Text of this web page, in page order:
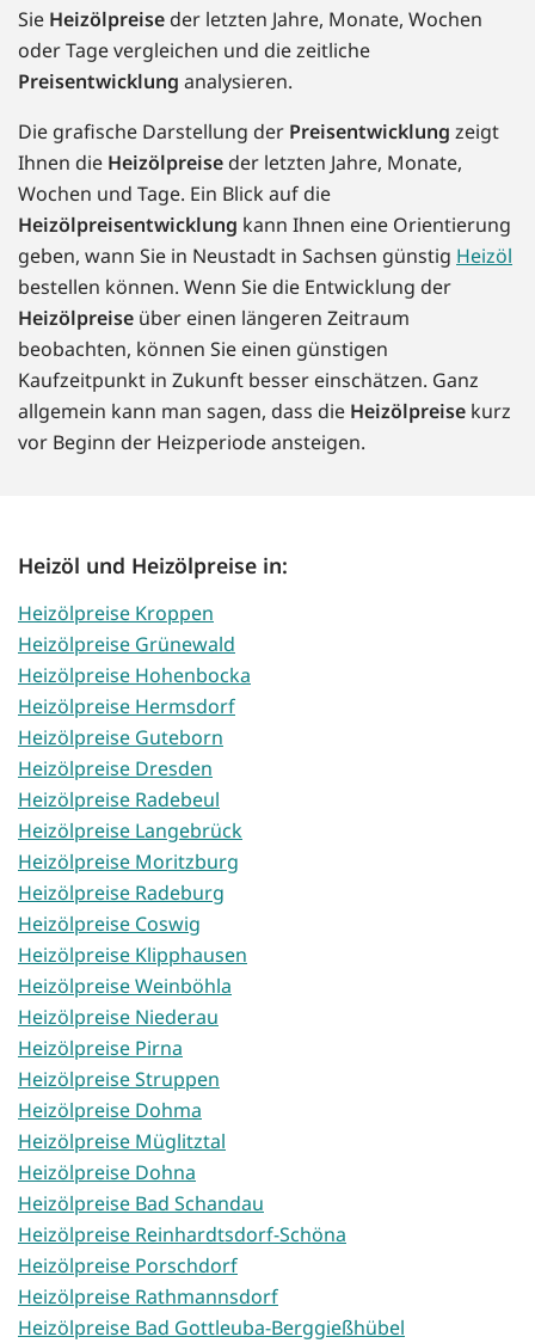
Sie Heizölpreise der letzten Jahre, Monate, Wochen
oder Tage vergleichen und die zeitliche
Preisentwicklung analysieren.
Die grafische Darstellung der Preisentwicklung zeigt
Ihnen die Heizölpreise der letzten Jahre, Monate,
Wochen und Tage. Ein Blick auf die
Heizölpreisentwicklung kann Ihnen eine Orientierung
geben, wann Sie in Neustadt in Sachsen günstig Heizöl
bestellen können. Wenn Sie die Entwicklung der
Heizölpreise über einen längeren Zeitraum
beobachten, können Sie einen günstigen
Kaufzeitpunkt in Zukunft besser einschätzen. Ganz
allgemein kann man sagen, dass die Heizölpreise kurz
vor Beginn der Heizperiode ansteigen.
Heizöl und Heizölpreise in:
Heizölpreise Kroppen
Heizölpreise Grünewald
Heizölpreise Hohenbocka
Heizölpreise Hermsdorf
Heizölpreise Guteborn
Heizölpreise Dresden
Heizölpreise Radebeul
Heizölpreise Langebrück
Heizölpreise Moritzburg
Heizölpreise Radeburg
Heizölpreise Coswig
Heizölpreise Klipphausen
Heizölpreise Weinböhla
Heizölpreise Niederau
Heizölpreise Pirna
Heizölpreise Struppen
Heizölpreise Dohma
Heizölpreise Müglitztal
Heizölpreise Dohna
Heizölpreise Bad Schandau
Heizölpreise Reinhardtsdorf-Schöna
Heizölpreise Porschdorf
Heizölpreise Rathmannsdorf
Heizölpreise Bad Gottleuba-Berggießhübel